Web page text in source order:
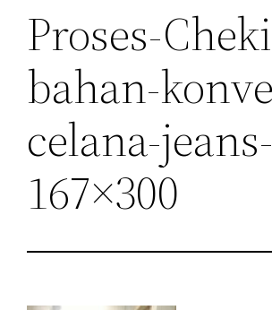
Proses-
bahan-
celana-jeans-
167×300